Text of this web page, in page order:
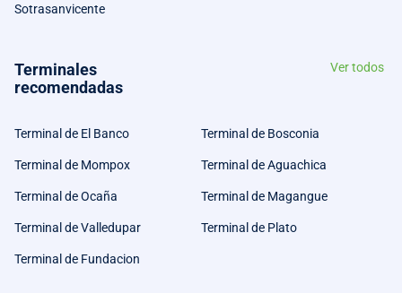
Sotrasanvicente
Terminales
recomendadas
Ver todos
Terminal de El Banco Terminal de Bosconia
Terminal de Mompox Terminal de Aguachica
Terminal de Ocaña Terminal de Magangue
Terminal de Valledupar Terminal de Plato
Terminal de Fundacion